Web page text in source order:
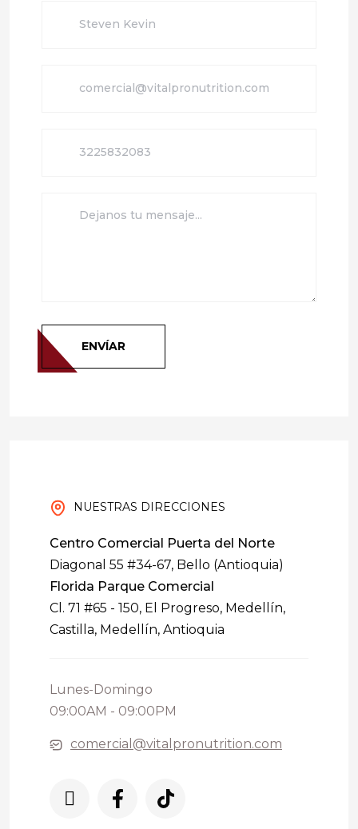
ENVÍAR
NUESTRAS DIRECCIONES
Centro Comercial Puerta del Norte
Diagonal 55 #34-67, Bello (Antioquia)
Florida Parque Comercial
Cl. 71 #65 - 150, El Progreso, Medellín,
Castilla, Medellín, Antioquia
Lunes-Domingo
09:00AM - 09:00PM
comercial@vitalpronutrition.com